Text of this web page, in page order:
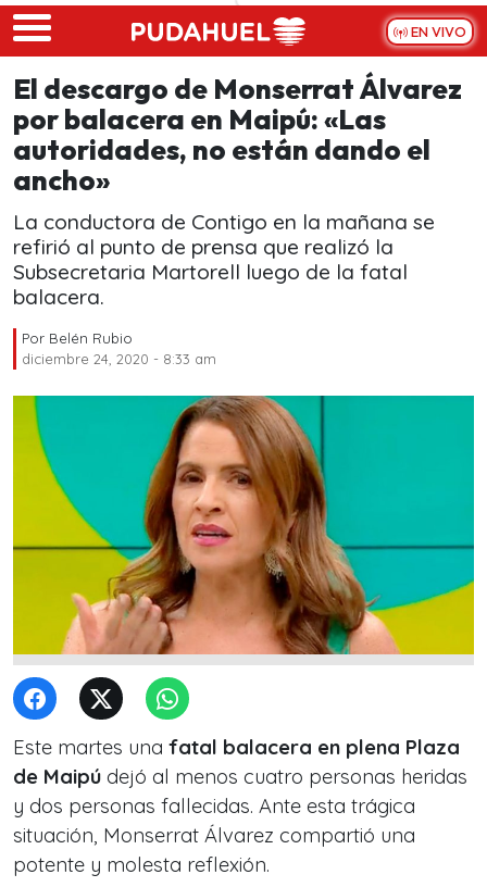
Skip to main content
EN VIVO
El descargo de Monserrat Álvarez
por balacera en Maipú: «Las
autoridades, no están dando el
ancho»
La conductora de Contigo en la mañana se
refirió al punto de prensa que realizó la
Subsecretaria Martorell luego de la fatal
balacera.
Por Belén Rubio
diciembre 24, 2020 - 8:33 am
Este martes una fatal balacera en plena Plaza
de Maipú dejó al menos cuatro personas heridas
y dos personas fallecidas. Ante esta trágica
situación, Monserrat Álvarez compartió una
potente y molesta reflexión.